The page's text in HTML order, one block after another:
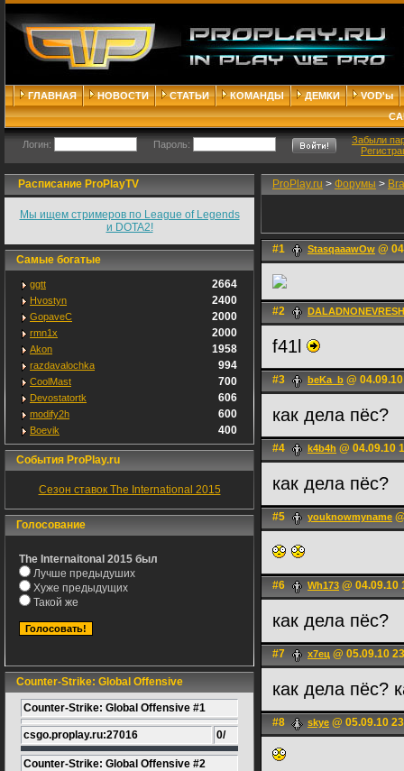
ГЛАВНАЯ НОВОСТИ СТАТЬИ КОМАНДЫ ДЕМКИ
VOD'ы
Логин: Пароль:
Забыли
Расписание ProPlayTV
Мы ищем стримеров по League of Legends
и DOTA2!
Самые богатые
ggtt 2664
Hvostyn 2400
GopaveC 2000
rmn1x 2000
Akon 1958
razdavalochka 994
CoolMast 700
Devostatortk 606
modify2h 600
Boevik 400
События ProPlay.ru
Сезон ставок The International 2015
Голосование
The Internaitonal 2015 был
Лучше предыдуших
Хуже предыдущих
Такой же
Counter-Strike: Global Offensive
Counter-Strike: Global Offensive #1
csgo.proplay.ru:27016 0/
Counter-Strike: Global Offensive #2
ProPlay.ru > Форумы >
#1 StasqaaawOw @
#2
f41l
#3 beKa_b @
как дела пёс?
#4 k4b4h @ 04.09.10
как дела пёс?
#5 youknowmyname
#6 Wh173 @ 04.09.10
как дела пёс?
#7 х7ец @ 05.09.10
как дела пёс?
#8 skye @ 05.09.10